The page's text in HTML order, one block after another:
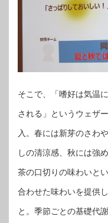
そこで、「嗜好は気温
される」というウェザ
入。春には新芽のさわ
しの清涼感、秋には強
茶の口切りの味わいと
合わせた味わいを提供
と。季節ごとの基礎代